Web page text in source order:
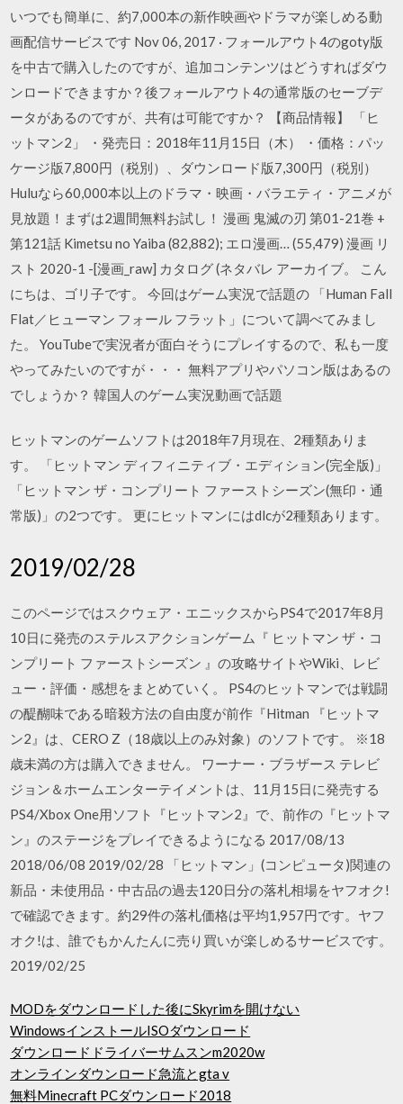
いつでも簡単に、約7,000本の新作映画やドラマが楽しめる動
画配信サービスです Nov 06, 2017 · フォールアウト4のgoty版
を中古で購入したのですが、追加コンテンツはどうすればダウ
ンロードできますか？後フォールアウト4の通常版のセーブデ
ータがあるのですが、共有は可能ですか？ 【商品情報】 「ヒ
ットマン2」 ・発売日：2018年11月15日（木） ・価格：パッ
ケージ版7,800円（税別）、ダウンロード版7,300円（税別）
Huluなら60,000本以上のドラマ・映画・バラエティ・アニメが
見放題！まずは2週間無料お試し！ 漫画 鬼滅の刃 第01-21巻 +
第121話 Kimetsu no Yaiba (82,882); エロ漫画… (55,479) 漫画 リ
スト 2020-1 -[漫画_raw] カタログ (ネタバレ アーカイブ。 こん
にちは、ゴリ子です。 今回はゲーム実況で話題の 「Human Fall
Flat／ヒューマン フォール フラット」について調べてみまし
た。 YouTubeで実況者が面白そうにプレイするので、私も一度
やってみたいのですが・・・ 無料アプリやパソコン版はあるの
でしょうか？ 韓国人のゲーム実況動画で話題
ヒットマンのゲームソフトは2018年7月現在、2種類ありま
す。 「ヒットマン ディフィニティブ・エディション(完全版)」
「ヒットマン ザ・コンプリート ファーストシーズン(無印・通
常版)」の2つです。 更にヒットマンにはdlcが2種類あります。
2019/02/28
このページではスクウェア・エニックスからPS4で2017年8月
10日に発売のステルスアクションゲーム『 ヒットマン ザ・コ
ンプリート ファーストシーズン 』の攻略サイトやWiki、レビ
ュー・評価・感想をまとめていく。 PS4のヒットマンでは戦闘
の醍醐味である暗殺方法の自由度が前作『Hitman 『ヒットマ
ン2』は、CERO Z（18歳以上のみ対象）のソフトです。 ※18
歳未満の方は購入できません。 ワーナー・ブラザース テレビ
ジョン＆ホームエンターテイメントは、11月15日に発売する
PS4/Xbox One用ソフト『ヒットマン2』で、前作の『ヒットマ
ン』のステージをプレイできるようになる 2017/08/13
2018/06/08 2019/02/28 「ヒットマン」(コンピュータ)関連の
新品・未使用品・中古品の過去120日分の落札相場をヤフオク!
で確認できます。約29件の落札価格は平均1,957円です。ヤフ
オク!は、誰でもかんたんに売り買いが楽しめるサービスです。
2019/02/25
MODをダウンロードした後にSkyrimを開けない
WindowsインストールISOダウンロード
ダウンロードドライバーサムスンm2020w
オンラインダウンロード急流とgta v
無料Minecraft PCダウンロード2018